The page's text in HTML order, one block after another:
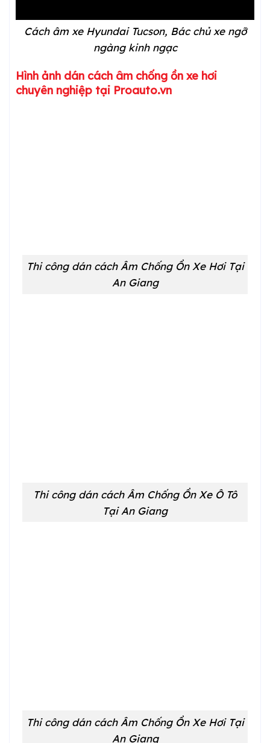
Cách âm xe Hyundai Tucson, Bác chủ xe ngỡ
ngàng kinh ngạc
Hình ảnh dán cách âm chống ồn xe hơi
chuyên nghiệp tại Proauto.vn
Thi công dán cách Âm Chống Ồn Xe Hơi Tại
An Giang
Thi công dán cách Âm Chống Ồn Xe Ô Tô
Tại An Giang
Thi công dán cách Âm Chống Ồn Xe Hơi Tại
An Giang